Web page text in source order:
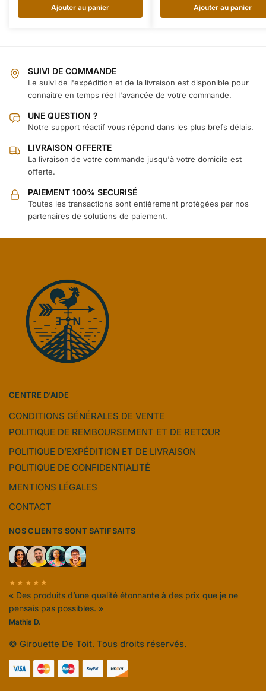
Ajouter au panier Ajouter au panier
SUIVI DE COMMANDE
Le suivi de l'expédition et de la livraison est disponible pour
connaitre en temps réel l'avancée de votre commande.
UNE QUESTION ?
Notre support réactif vous répond dans les plus brefs délais.
LIVRAISON OFFERTE
La livraison de votre commande jusqu'à votre domicile est
offerte.
PAIEMENT 100% SECURISÉ
Toutes les transactions sont entièrement protégées par nos
partenaires de solutions de paiement.
CENTRE D’AIDE
CONDITIONS GÉNÉRALES DE VENTE
POLITIQUE DE REMBOURSEMENT ET DE RETOUR
POLITIQUE D’EXPÉDITION ET DE LIVRAISON
POLITIQUE DE CONFIDENTIALITÉ
MENTIONS LÉGALES
CONTACT
NOS CLIENTS SONT SATIFSAITS
★★★★★
« Des produits d’une qualité étonnante à des prix que je ne
pensais pas possibles. »
Mathis D.
© Girouette De Toit. Tous droits réservés.